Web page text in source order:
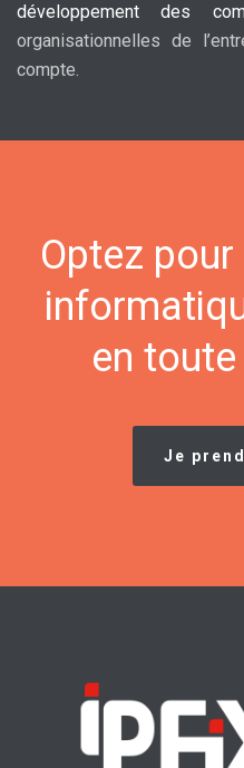
développement des
organisationnelles de
compte.
Optez
en
Je